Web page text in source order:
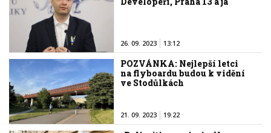
26. 09. 2023 13:12
POZVÁNKA: Nejlepší letci
na flyboardu budou k vidění
ve Stodůlkách
21. 09. 2023 19:22